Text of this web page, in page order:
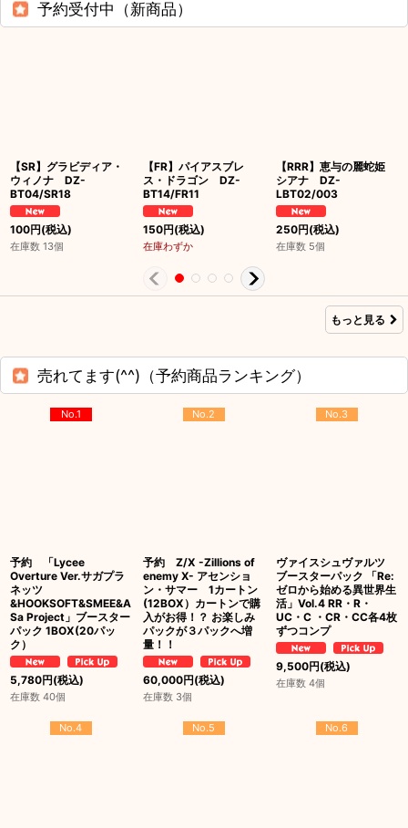
予約受付中（新商品）
【SR】グラビディア・
ウィノナ DZ-
BT04/SR18
100円(税込)
在庫数 13個
【FR】パイアスブレ
ス・ドラゴン DZ-
BT14/FR11
150円(税込)
在庫わずか
【RRR】恵与の麗蛇姫
シアナ DZ-
LBT02/003
250円(税込)
在庫数 5個
もっと見る
売れてます(^^)（予約商品ランキング）
No.1
予約 「Lycee
Overture Ver.サガプラ
ネッツ
&HOOKSOFT&SMEE&A
Sa Project」ブースター
パック 1BOX(20パッ
ク）
5,780円(税込)
在庫数 40個
No.2
予約 Z/X -Zillions of
enemy X- アセンショ
ン・サマー 1カートン
(12BOX）カートンで購
入がお得！？ お楽しみ
パックが３パックへ増
量！！
60,000円(税込)
在庫数 3個
No.3
ヴァイスシュヴァルツ
ブースターパック 「Re:
ゼロから始める異世界生
活」Vol.4 RR・R・
UC・C ・CR・CC各4枚
ずつコンプ
9,500円(税込)
在庫数 4個
No.4 No.5 No.6